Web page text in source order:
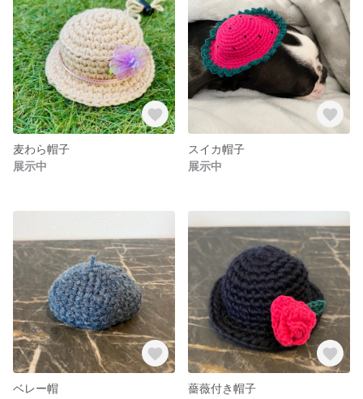
麦わら帽子
展示中
スイカ帽子
展示中
ベレー帽
薔薇付き帽子